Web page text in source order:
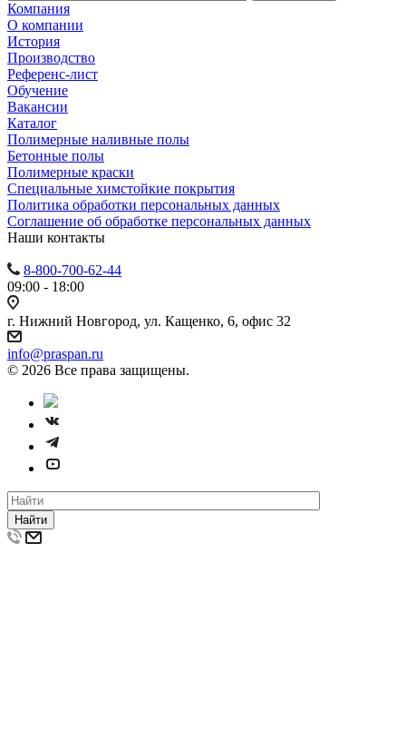
Компания
О компании
История
Производство
Референс-лист
Обучение
Вакансии
Каталог
Полимерные наливные полы
Бетонные полы
Полимерные краски
Специальные химстойкие покрытия
Политика обработки персональных данных
Cоглашение об обработке персональных данных
Наши контакты
8-800-700-62-44
09:00 - 18:00
г. Нижний Новгород, ул. Кащенко, 6, офис 32
info@praspan.ru
© 2026 Все права защищены.
Найти